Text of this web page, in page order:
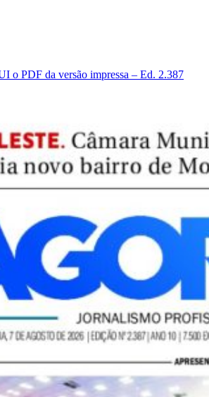
o PDF da versão impressa – Ed. 2.387